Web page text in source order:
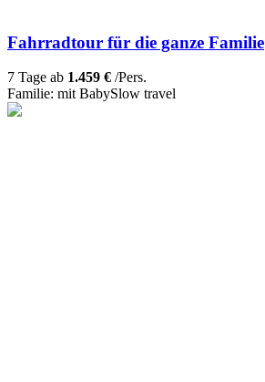
Fahrradtour für die ganze Familie
7 Tage ab 1.459 € /Pers.
Familie: mit BabySlow travel